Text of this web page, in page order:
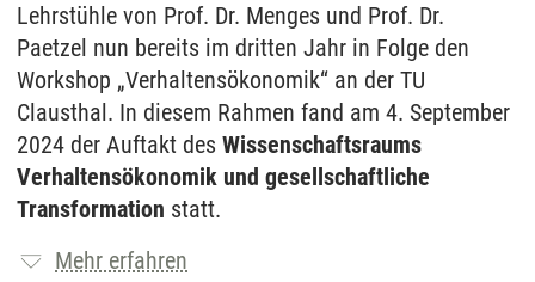
Lehrstühle von Prof. Dr. Menges und Prof. Dr.
Paetzel nun bereits im dritten Jahr in Folge den
Workshop „Verhaltensökonomik“ an der TU
Clausthal. In diesem Rahmen fand am 4. September
2024 der Auftakt des Wissenschaftsraums
Verhaltensökonomik und gesellschaftliche
Transformation statt.
Mehr erfahren